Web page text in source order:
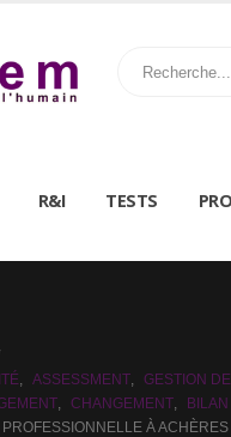
R&I TESTS
ASSESSMENT GESTION
CHANGEMENT
PROFESSIONNELLE À ACHÈRES